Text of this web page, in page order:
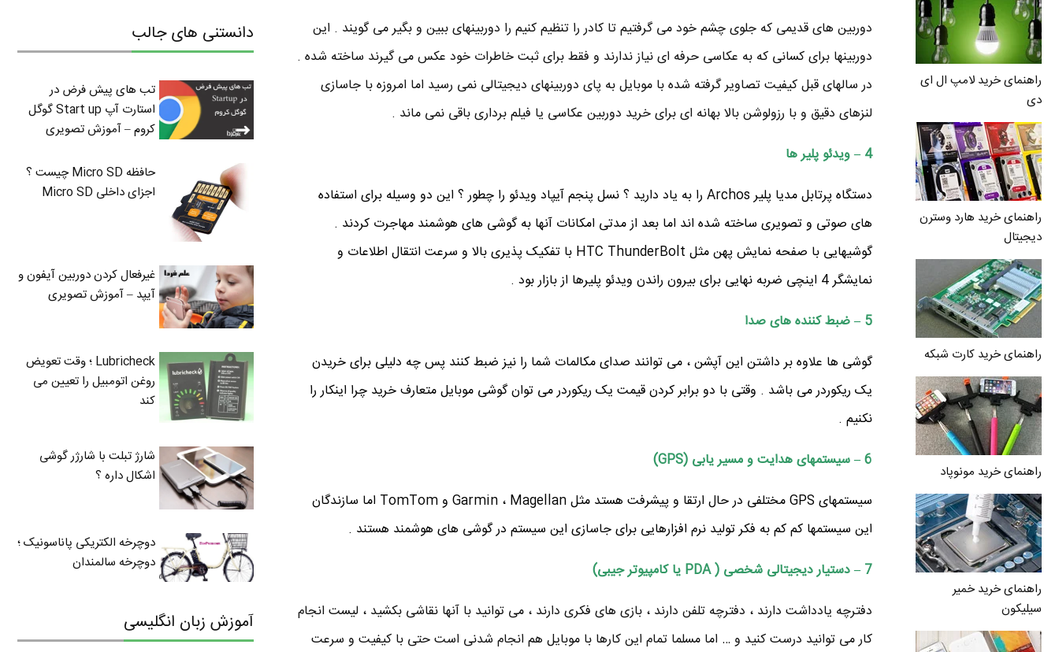
راهنمای خرید لامپ ال ای
دی
راهنمای خرید هارد وسترن
دیجیتال
راهنمای خرید کارت شبکه
راهنمای خرید مونوپاد
راهنمای خرید خمیر
سیلیکون
دوربین های قدیمی که جلوی چشم خود می گرفتیم تا کادر را تنظیم کنیم را دوربینهای ببین و بگیر می گویند . این
دوربینها برای کسانی که به عکاسی حرفه ای نیاز ندارند و فقط برای ثبت خاطرات خود عکس می گیرند ساخته شده .
در سالهای قبل کیفیت تصاویر گرفته شده با موبایل به پای دوربینهای دیجیتالی نمی رسید اما امروزه با جاسازی
لنزهای دقیق و با رزولوشن بالا بهانه ای برای خرید دوربین عکاسی یا فیلم برداری باقی نمی ماند .
4 – ویدئو پلیر ها
دستگاه پرتابل مدیا پلیر Archos را به یاد دارید ؟ نسل پنجم آیپاد ویدئو را چطور ؟ این دو وسیله برای استفاده
های صوتی و تصویری ساخته شده اند اما بعد از مدتی امکانات آنها به گوشی های هوشمند مهاجرت کردند .
گوشیهایی با صفحه نمایش پهن مثل HTC ThunderBolt با تفکیک پذیری بالا و سرعت انتقال اطلاعات و
نمایشگر 4 اینچی ضربه نهایی برای بیرون راندن ویدئو پلیرها از بازار بود .
5 – ضبط کننده های صدا
گوشی ها علاوه بر داشتن این آپشن ، می توانند صدای مکالمات شما را نیز ضبط کنند پس چه دلیلی برای خریدن
یک ریکوردر می باشد . وقتی با دو برابر کردن قیمت یک ریکوردر می توان گوشی موبایل متعارف خرید چرا اینکار را
نکنیم .
6 – سیستمهای هدایت و مسیر یابی (GPS)
سیستمهای GPS مختلفی در حال ارتقا و پیشرفت هستد مثل Garmin ، Magellan و TomTom اما سازندگان
این سیستمها کم کم به فکر تولید نرم افزارهایی برای جاسازی این سیستم در گوشی های هوشمند هستند .
7 – دستیار دیجیتالی شخصی ( PDA یا کامپیوتر جیبی)
دفترچه یادداشت دارند ، دفترچه تلفن دارند ، بازی های فکری دارند ، می توانید با آنها نقاشی بکشید ، لیست انجام
کار می توانید درست کنید و … اما مسلما تمام این کارها با موبایل هم انجام شدنی است حتی با کیفیت و سرعت
دانستنی های جالب
تب های پیش فرض در
استارت آپ Start up گوگل
کروم – آموزش تصویری
حافظه Micro SD چیست ؟
اجزای داخلی Micro SD
غیرفعال کردن دوربین آیفون و
آیپد – آموزش تصویری
Lubricheck ؛ وقت تعویض
روغن اتومبیل را تعیین می
کند
شارژ تبلت با شارژر گوشی
اشکال داره ؟
دوچرخه الکتریکی پاناسونیک ؛
دوچرخه سالمندان
آموزش زبان انگلیسی